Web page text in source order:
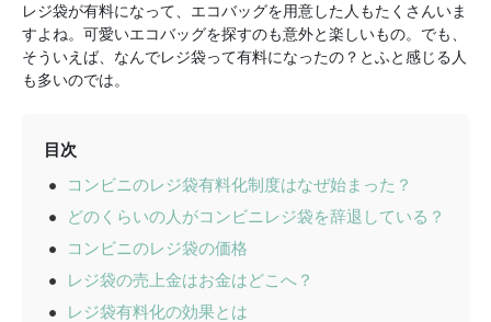
レジ袋が有料になって、エコバッグを用意した人もたくさんいま
すよね。可愛いエコバッグを探すのも意外と楽しいもの。でも、
そういえば、なんでレジ袋って有料になったの？とふと感じる人
も多いのでは。
目次
コンビニのレジ袋有料化制度はなぜ始まった？
どのくらいの人がコンビニレジ袋を辞退している？
コンビニのレジ袋の価格
レジ袋の売上金はお金はどこへ？
レジ袋有料化の効果とは